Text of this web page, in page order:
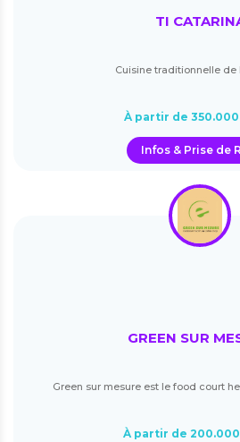
TI
Cuisine traditionnelle de
À partir de
Infos & Prise de
GREEN SUR
Green sur mesure est le food court
À partir de